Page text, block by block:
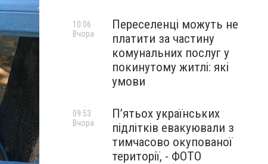
Переселенці можуть не
платити за частину
комунальних послуг у
покинутому житлі: які
умови
10:06
Вчора
П’ятьох українських
підлітків евакуювали з
тимчасово окупованої
території, - ФОТО
09:53
Вчора